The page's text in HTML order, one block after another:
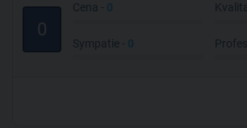
0
Cena - 0
Sympatie - 0